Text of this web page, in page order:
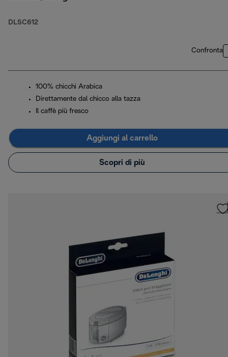
DLSC612
Confronta
100% chicchi Arabica
Direttamente dal chicco alla tazza
Il caffè più fresco
Aggiungi al carrello
Scopri di più